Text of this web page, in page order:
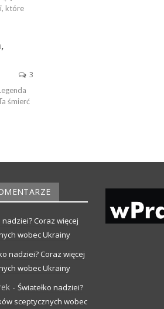
które
3
śmierć
nadziei? Coraz więcej
wobec Ukrainy
nadziei? Coraz więcej
wobec Ukrainy
- Światełko nadziei?
sceptycznych wobec